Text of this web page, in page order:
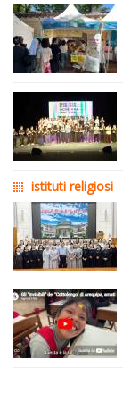
istituti religiosi